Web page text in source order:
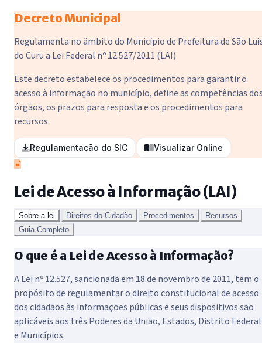
Decreto Municipal
Regulamenta no âmbito do Município de Prefeitura de São
do Curu a Lei Federal nº 12.527/2011 (LAI)
Este decreto estabelece os procedimentos para garantir o
acesso à informação no município, define as competências
órgãos, os prazos para resposta e os procedimentos para
recursos.
Regulamentação do SIC Visualizar Online
Lei de Acesso à Informação (LAI)
Sobre a lei Direitos do Cidadão Procedimentos
Recursos
Guia Completo
O que é a Lei de Acesso à Informação?
A Lei nº 12.527, sancionada em 18 de novembro de 2011, tem o
propósito de regulamentar o direito constitucional de acesso
dos cidadãos às informações públicas e seus dispositivos são
aplicáveis aos três Poderes da União, Estados, Distrito Federal
e Municípios.